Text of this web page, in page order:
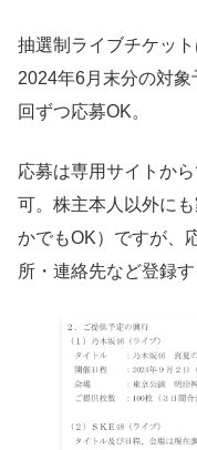
抽選制ライブチケッ
2024年6月末分の対
回ずつ応募OK。
応募は専用サイトか
可。株主本人以外に
かでもOK）ですが、
所・連絡先など登録